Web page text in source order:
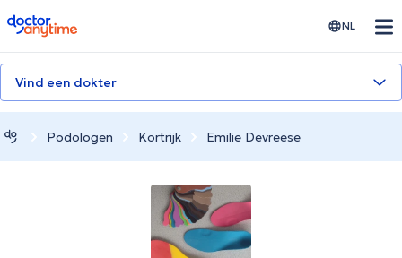
doctoranytime NL
Vind een dokter
Podologen Kortrijk Emilie Devreese